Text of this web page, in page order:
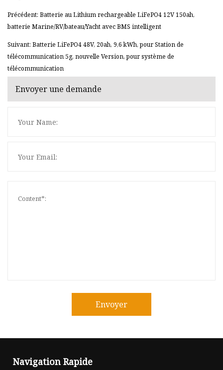
Précédent: Batterie au Lithium rechargeable LiFePO4 12V 150ah,
batterie Marine/RV/bateau/Yacht avec BMS intelligent
Suivant: Batterie LiFePO4 48V, 20ah, 9,6 kWh, pour Station de
télécommunication 5g, nouvelle Version, pour système de
télécommunication
Envoyer une demande
Envoyer
Navigation Rapide